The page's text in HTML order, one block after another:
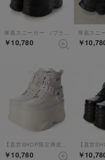
￥10,780 ￥
【直営SHOP限定厚底スニーカー】 （ホワイト）
￥10,780 ￥